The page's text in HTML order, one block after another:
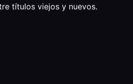
títulos viejos y nuevos.